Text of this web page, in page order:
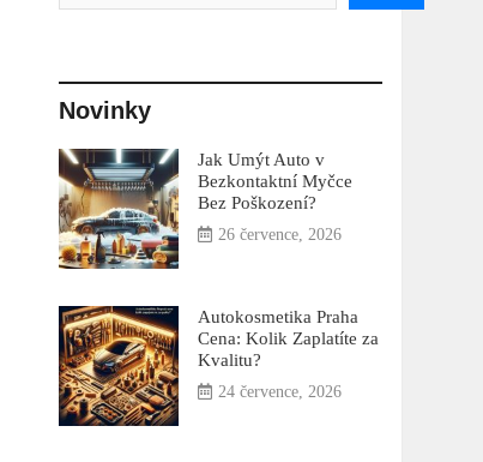
Novinky
Jak Umýt Auto v
Bezkontaktní Myčce
Bez Poškození?
26 července, 2026
Autokosmetika Praha
Cena: Kolik Zaplatíte za
Kvalitu?
24 července, 2026